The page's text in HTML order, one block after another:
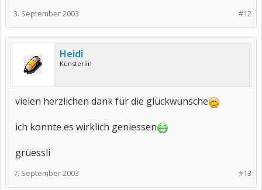
#12
3. September 2003
Heidi
Künsterlin
vielen herzlichen dank für die glückwünsche
ich konnte es wirklich geniessen
grüessli
#13
7. September 2003